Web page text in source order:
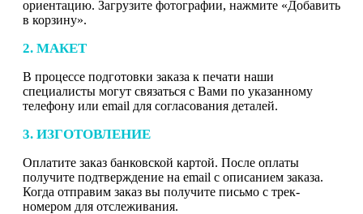
ориентацию. Загрузите фотографии, нажмите «Добавить
в корзину».
2. МАКЕТ
В процессе подготовки заказа к печати наши
специалисты могут связаться с Вами по указанному
телефону или email для согласования деталей.
3. ИЗГОТОВЛЕНИЕ
Оплатите заказ банковской картой. После оплаты
получите подтверждение на email с описанием заказа.
Когда отправим заказ вы получите письмо с трек-
номером для отслеживания.